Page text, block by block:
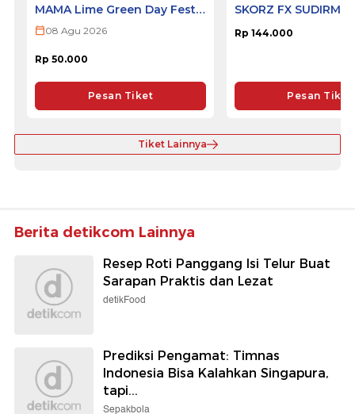
MAMA Lime Green Day Fest
2026 - SURABAYA
08 Agu 2026
Rp 50.000
Pesan Tiket
SKORZ FX
Rp 144.000
Pesan Tiket
Tiket Lainnya
Berita detikcom Lainnya
Resep Roti Panggang Isi Telur Buat
Sarapan Praktis dan Lezat
detikFood
Prediksi Pengamat: Timnas
Indonesia Bisa Kalahkan Singapura,
tapi...
Sepakbola